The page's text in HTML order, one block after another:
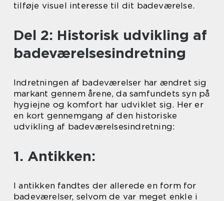
tilføje visuel interesse til dit badeværelse.
Del 2: Historisk udvikling af
badeværelsesindretning
Indretningen af badeværelser har ændret sig
markant gennem årene, da samfundets syn på
hygiejne og komfort har udviklet sig. Her er
en kort gennemgang af den historiske
udvikling af badeværelsesindretning:
1. Antikken:
I antikken fandtes der allerede en form for
badeværelser, selvom de var meget enkle i